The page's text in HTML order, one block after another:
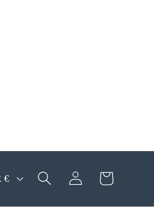
Germany | EUR €
Log
in
Cart